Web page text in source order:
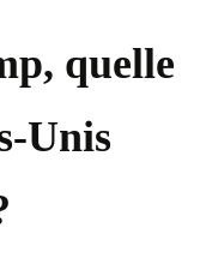
quelle
Unis